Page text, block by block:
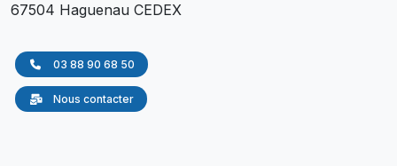
67504 Haguenau CEDEX
03 88 90 68 50
Nous contacter